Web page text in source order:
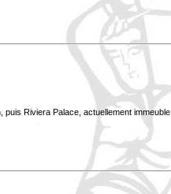
Riviera Palace, actuellement immeuble